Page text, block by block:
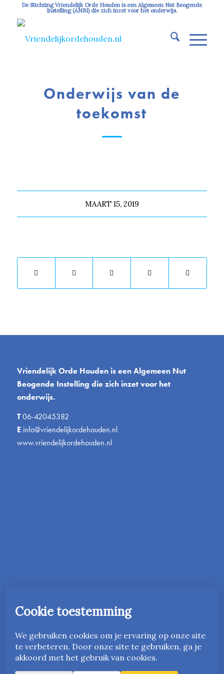
De Stichting Vriendelijk Orde Houden is een Algemeen Nut Beogende
Instelling (ANBI) die zich inzet voor het onderwijs.
Onderwijs van de
toekomst
MAART 15, 2019
Vriendelijk Orde Houden is een Algemeen Nut
Beogende Instelling die zich inzet voor het
onderwijs.
T06-42045382
E info@vriendelijkordehouden.nl
www.vriendelijkordehouden.nl
gestart in Nederland. Vanaf 2023 is deze ook beschikbaar
in het Engels alswww.friendlyandfairteaching.com